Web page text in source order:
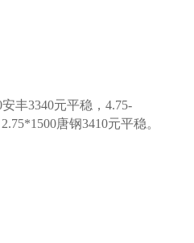
丰3340元平稳，4.75-
唐钢3410元平稳。